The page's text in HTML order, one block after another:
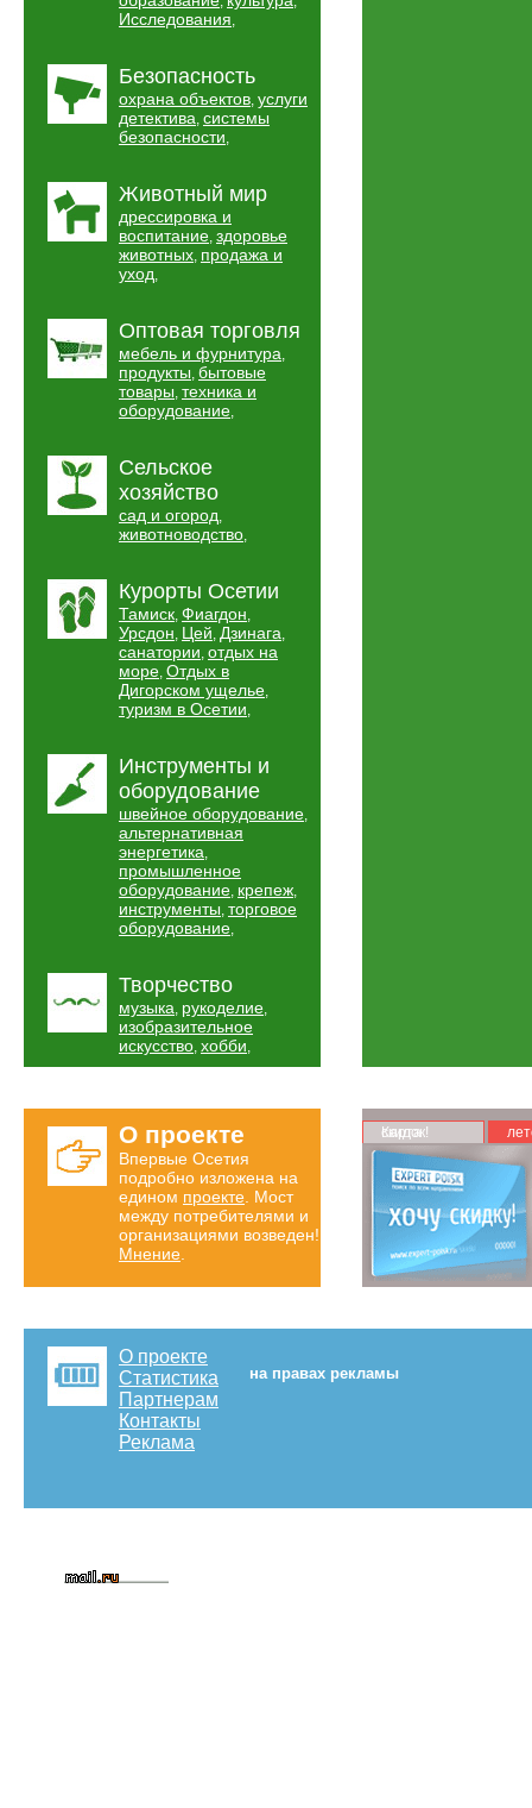
Исследования,
Безопасность
охрана объектов, услуги
детектива, системы
безопасности,
Животный мир
дрессировка и
воспитание, здоровье
животных, продажа и
уход,
Оптовая торговля
мебель и фурнитура,
продукты, бытовые
товары, техника и
оборудование,
Сельское
хозяйство
сад и огород,
животноводство,
Курорты Осетии
Тамиск, Фиагдон,
Урсдон, Цей, Дзинага,
санатории, отдых на
море, Отдых в
Дигорском ущелье,
туризм в Осетии,
Инструменты и
оборудование
швейное оборудование,
альтернативная
энергетика,
промышленное
оборудование, крепеж,
инструменты, торговое
оборудование,
Творчество
музыка, рукоделие,
изобразительное
искусство, хобби,
О проекте
Впервые Осетия
подробно изложена на
едином проекте . Мост
между потребителями и
организациями возведен!
Мнение
Карта скидок!
О проекте
Статистика
Партнерам
Контакты
Реклама
на правах рекламы